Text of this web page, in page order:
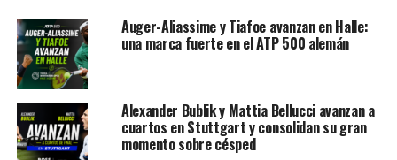
pasada, Novak Djokovic y la japonesa Naomi Osaka,
deparó unas primeras dos rondas asequibles para Nadal,
ya que se enfrentaría sen segunda ronda ante el
ganador del partido que enfrentará al argentino
Federico Delbonis con el portugués Joao Sousa, aunque
en tercera ronda se podría enfrentar a su compatriota
Auger-Aliassime y Tiafoe avanzan en Halle:
una marca fuerte en el ATP 500 alemán
Alexander Bublik y Mattia Bellucci avanzan a
cuartos en Stuttgart y consolidan su gran
momento sobre césped